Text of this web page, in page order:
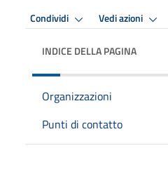
Condividi Vedi azioni
INDICE DELLA PAGINA
Organizzazioni
Punti di contatto